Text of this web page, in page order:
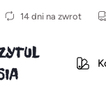
14 dni na zwrot